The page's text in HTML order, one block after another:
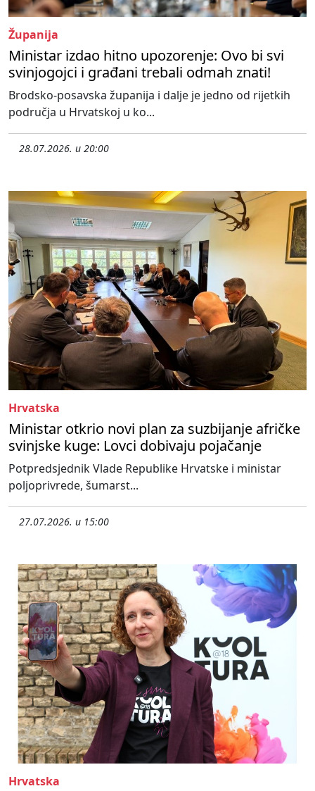
Županija
Ministar izdao hitno upozorenje: Ovo bi svi
svinjogojci i građani trebali odmah znati!
Brodsko-posavska županija i dalje je jedno od rijetkih
područja u Hrvatskoj u ko...
28.07.2026. u 20:00
Hrvatska
Ministar otkrio novi plan za suzbijanje afričke
svinjske kuge: Lovci dobivaju pojačanje
Potpredsjednik Vlade Republike Hrvatske i ministar
poljoprivrede, šumarst...
27.07.2026. u 15:00
Hrvatska